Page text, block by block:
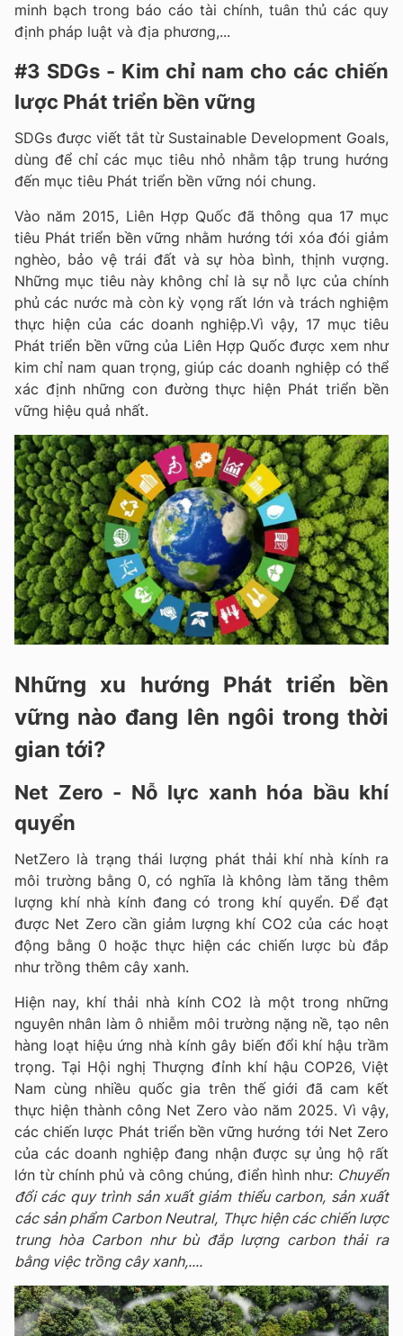
minh bạch trong báo cáo tài chính, tuân thủ các quy
định pháp luật và địa phương,...
#3 SDGs - Kim chỉ nam cho các chiến
lược Phát triển bền vững
SDGs được viết tắt từ Sustainable Development Goals,
dùng để chỉ các mục tiêu nhỏ nhằm tập trung hướng
đến mục tiêu Phát triển bền vững nói chung.
Vào năm 2015, Liên Hợp Quốc đã thông qua 17 mục
tiêu Phát triển bền vững nhằm hướng tới xóa đói giảm
nghèo, bảo vệ trái đất và sự hòa bình, thịnh vượng.
Những mục tiêu này không chỉ là sự nỗ lực của chính
phủ các nước mà còn kỳ vọng rất lớn và trách nghiệm
thực hiện của các doanh nghiệp.Vì vậy, 17 mục tiêu
Phát triển bền vững của Liên Hợp Quốc được xem như
kim chỉ nam quan trọng, giúp các doanh nghiệp có thể
xác định những con đường thực hiện Phát triển bền
vững hiệu quả nhất.
Những xu hướng Phát triển bền
vững nào đang lên ngôi trong thời
gian tới?
Net Zero - Nỗ lực xanh hóa bầu khí
quyển
NetZero là trạng thái lượng phát thải khí nhà kính ra
môi trường bằng 0, có nghĩa là không làm tăng thêm
lượng khí nhà kính đang có trong khí quyển. Để đạt
được Net Zero cần giảm lượng khí CO2 của các hoạt
động bằng 0 hoặc thực hiện các chiến lược bù đắp
như trồng thêm cây xanh.
Hiện nay, khí thải nhà kính CO2 là một trong những
nguyên nhân làm ô nhiễm môi trường nặng nề, tạo nên
hàng loạt hiệu ứng nhà kính gây biến đổi khí hậu trầm
trọng. Tại Hội nghị Thượng đỉnh khí hậu COP26, Việt
Nam cùng nhiều quốc gia trên thế giới đã cam kết
thực hiện thành công Net Zero vào năm 2025. Vì vậy,
các chiến lược Phát triển bền vững hướng tới Net Zero
của các doanh nghiệp đang nhận được sự ủng hộ rất
lớn từ chính phủ và công chúng, điển hình như: Chuyển
đổi các quy trình sản xuất giảm thiểu carbon, sản xuất
các sản phẩm Carbon Neutral, Thực hiện các chiến lược
trung hòa Carbon như bù đắp lượng carbon thải ra
bằng việc trồng cây xanh,....